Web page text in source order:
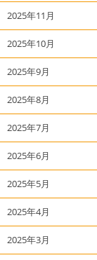
2025年11月
2025年10月
2025年9月
2025年8月
2025年7月
2025年6月
2025年5月
2025年4月
2025年3月